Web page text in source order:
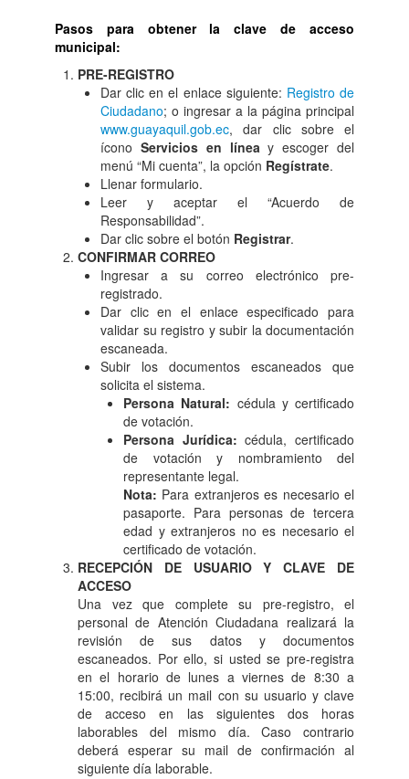
Pasos para obtener la clave de acceso
municipal:
PRE-REGISTRO
Dar clic en el enlace siguiente: Registro de
Ciudadano; o ingresar a la página principal
www.guayaquil.gob.ec, dar clic sobre el
ícono Servicios en líneay escoger del
menú “Mi cuenta”, la opción Regístrate.
Llenar formulario.
Leer y aceptar el “Acuerdo de
Responsabilidad”.
Dar clic sobre el botón Registrar.
CONFIRMAR CORREO
Ingresar a su correo electrónico pre-
registrado.
Dar clic en el enlace especificado para
validar su registro y subir la documentación
escaneada.
Subir los documentos escaneados que
solicita el sistema.
Persona Natural: cédula y certificado
de votación.
Persona Jurídica: cédula, certificado
de votación y nombramiento del
representante legal.
Nota: Para extranjeros es necesario el
pasaporte. Para personas de tercera
edad y extranjeros no es necesario el
certificado de votación.
RECEPCIÓN DE USUARIO Y CLAVE DE
ACCESO
Una vez que complete su pre-registro, el
personal de Atención Ciudadana realizará la
revisión de sus datos y documentos
escaneados. Por ello, si usted se pre-registra
en el horario de lunes a viernes de 8:30 a
15:00, recibirá un mail con su usuario y clave
de acceso en las siguientes dos horas
laborables del mismo día. Caso contrario
deberá esperar su mail de confirmación al
siguiente día laborable.